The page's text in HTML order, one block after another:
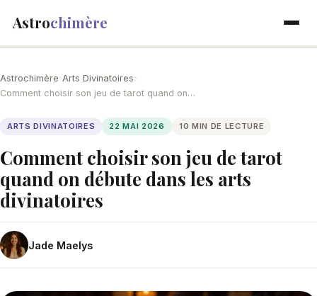
Astrochimère
Astrochimère›Arts Divinatoires›
Comment choisir son jeu de tarot quand on…
ARTS DIVINATOIRES 22 MAI 2026 10 MIN DE LECTURE
Comment choisir son jeu de tarot
quand on débute dans les arts
divinatoires
Jade Maelys